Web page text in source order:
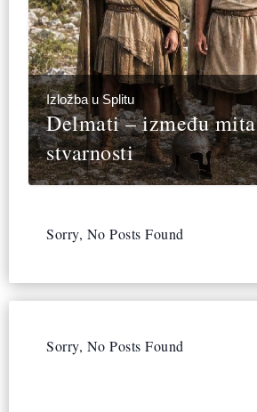
Izložba u Splitu
Delmati – između
stvarnosti
Sorry, No Posts Found
Sorry, No Posts Found